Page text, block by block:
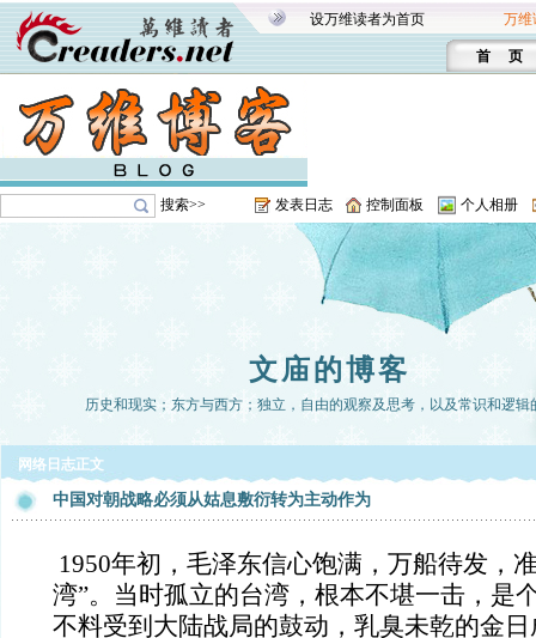
设万维读者为首页 万维
首 页
搜索>> 发表日志 控制面板 个人相册
文庙的博客
历史和现实；东方与西方；独立，自由的观察及思考，以及常识和逻辑
网络日志正文
中国对朝战略必须从姑息敷衍转为主动作为
1950年初，毛泽东信心饱满，万船待发，
湾”。当时孤立的台湾，根本不堪一击，是
不料受到大陆战局的鼓动，乳臭未乾的金